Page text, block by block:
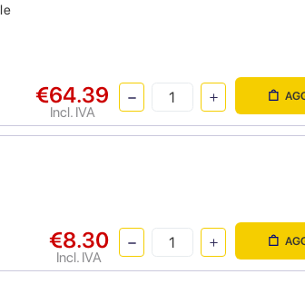
€64.39
Incl. IVA
€8.30
Incl. IVA